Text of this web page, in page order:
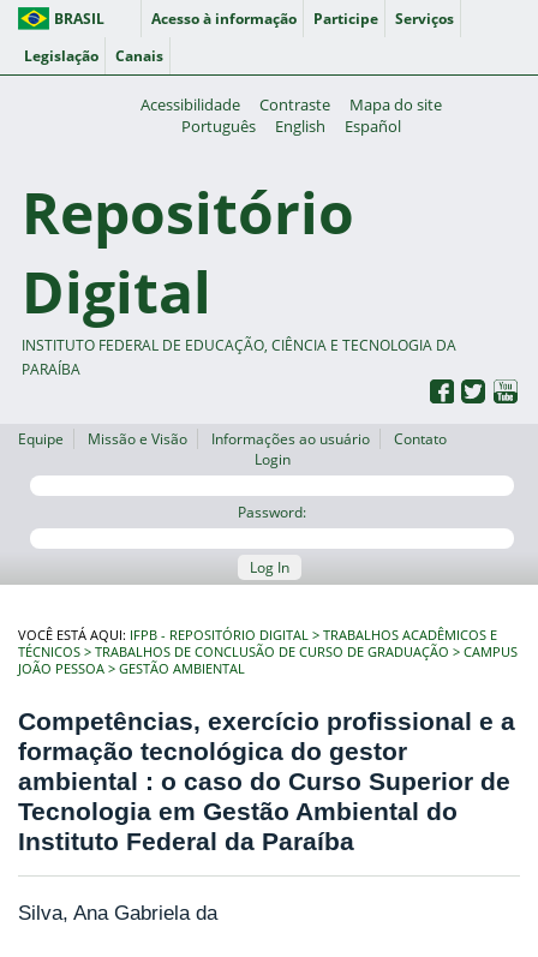
BRASIL Acesso à informação Participe
Serviços
Legislação
Canais
Acessibilidade Contraste
Mapa do site
Português
English Español
Repositório
Digital
INSTITUTO FEDERAL DE EDUCAÇÃO, CIÊNCIA E TECNOLOGIA DA
PARAÍBA
Equipe Missão e Visão Informações ao usuário
Contato
Login
Password:
Log In
VOCÊ ESTÁ AQUI: IFPB - REPOSITÓRIO DIGITAL
TRABALHOS ACADÊMICOS E
TÉCNICOS
TRABALHOS DE CONCLUSÃO DE CURSO DE GRADUAÇÃO
CAMPUS
JOÃO PESSOA
GESTÃO AMBIENTAL
Competências, exercício profissional e a
formação tecnológica do gestor
ambiental : o caso do Curso Superior de
Tecnologia em Gestão Ambiental do
Instituto Federal da Paraíba
Silva, Ana Gabriela da